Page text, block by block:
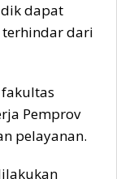
dapat
dari
Pemprov
pelayanan.